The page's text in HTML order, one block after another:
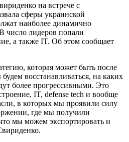
на встрече с
сферы украинской
наиболее динамично
число лидеров попали
а также IT. Об этом сообщает
которая может быть после
восстанавливаться, на каких
более прогрессивными. Это
IT, defense tech и вообще
в которых мы проявили силу
где мы получили
мы можем экспортировать и